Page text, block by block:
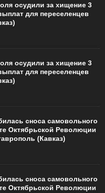
осудили за хищение 3
для переселенцев
осудили за хищение 3
для переселенцев
сноса самовольного
Октябрьской Революции
(Кавказ)
сноса самовольного
Октябрьской Революции